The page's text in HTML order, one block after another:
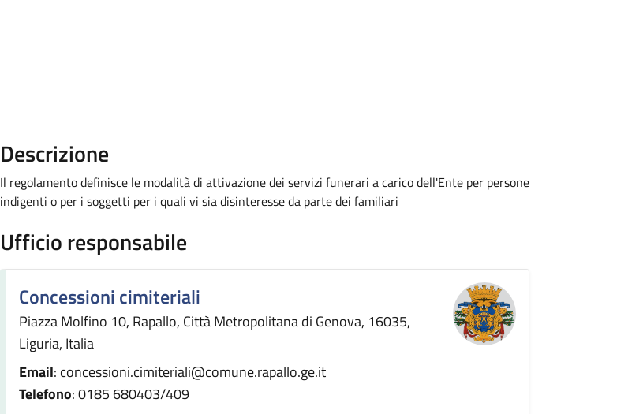
Descrizione
Il regolamento definisce le modalità di attivazione dei servizi funerari a carico dell'Ente per persone
indigenti o per i soggetti per i quali vi sia disinteresse da parte dei familiari
Ufficio responsabile
Concessioni cimiteriali
Piazza Molfino 10, Rapallo, Città Metropolitana di Genova, 16035,
Liguria, Italia
Email: concessioni.cimiteriali@comune.rapallo.ge.it
Telefono: 0185 680403/409